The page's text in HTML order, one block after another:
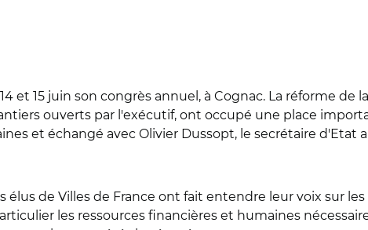
et 15 juin son congrès annuel, à Cognac. La réforme de
ouverts par l'exécutif, ont occupé une place
et échangé avec Olivier Dussopt, le secrétaire d'Etat
élus de Villes de France ont fait entendre leur voix sur
les ressources financières et humaines